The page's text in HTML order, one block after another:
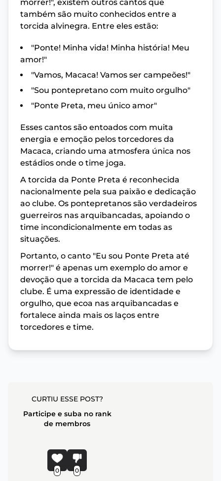
morrer!", existem outros cantos que
também são muito conhecidos entre a
torcida alvinegra. Entre eles estão:
"Ponte! Minha vida! Minha história! Meu
amor!"
"Vamos, Macaca! Vamos ser campeões!"
"Sou pontepretano com muito orgulho"
"Ponte Preta, meu único amor"
Esses cantos são entoados com muita
energia e emoção pelos torcedores da
Macaca, criando uma atmosfera única nos
estádios onde o time joga.
A torcida da Ponte Preta é reconhecida
nacionalmente pela sua paixão e dedicação
ao clube. Os pontepretanos são verdadeiros
guerreiros nas arquibancadas, apoiando o
time incondicionalmente em todas as
situações.
Portanto, o canto "Eu sou Ponte Preta até
morrer!" é apenas um exemplo do amor e
devoção que a torcida da Macaca tem pelo
clube. É uma expressão de identidade e
orgulho, que ecoa nas arquibancadas e
fortalece ainda mais os laços entre
torcedores e time.
CURTIU ESSE POST?
Participe e suba no rank
de membros
0 0